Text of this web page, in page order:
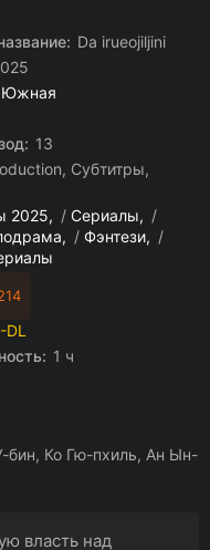
Da irueojiljini
Южная
13
Субтитры,
2025 / Сериалы
/
/ Фэнтези
/
DL
1 ч
Ко Гю-пхиль, Ан Ын-
власть над